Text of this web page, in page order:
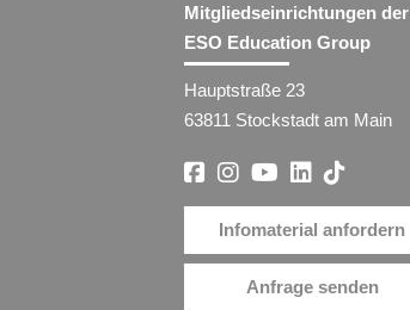
Mitgliedseinrichtungen der
ESO Education Group
Hauptstraße 23
63811 Stockstadt am Main
Infomaterial anfordern
Anfrage senden